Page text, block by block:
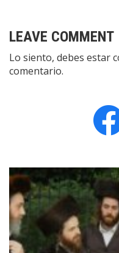
LEAVE COMMENT
Lo siento, debes estar
comentario.